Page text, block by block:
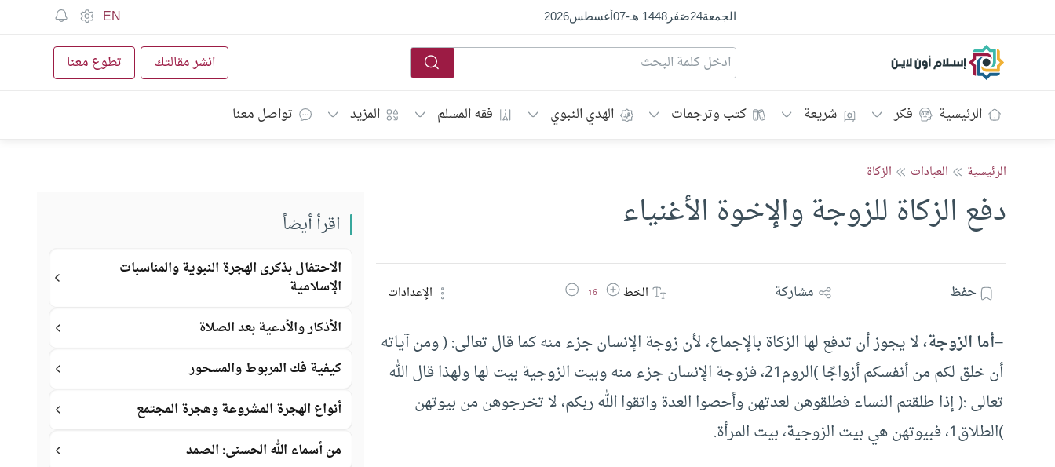
الجمعة24صَفَر1448 هـ -
07أغسطس2026
EN
إسلام أون لاين انشر مقالتك تطوع معنا
الرئيسية فكر شريعة كتب وترجمات الهدي النبوي فقه المسلم المزيد تواصل معنا
الرئيسية العبادات الزكاة
دفع الزكاة للزوجة والإخوة الأغنياء
حفظ مشاركة الخطزيادة حجم الخط
16 تقليل حجم الخط الإعدادات
–أما الزوجة،لا يجوز أن تدفع لها الزكاة بالإجماع، لأن زوجة الإنسان جزء منه كما قال تعالى: ( ومن آياته
أن خلق لكم من أنفسكم أزواجًا )الروم21، فزوجة الإنسان جزء منه وبيت الزوجية بيت لها ولهذا قال الله
تعالى :( إذا طلقتم النساء فطلقوهن لعدتهن وأحصوا العدة واتقوا الله ربكم، لا تخرجوهن من بيوتهن
)الطلاق1، فبيوتهن هي بيت الزوجية، بيت المرأة.
اقرأ أيضاً
الاحتفال بذكرى الهجرة النبوية والمناسبات
الإسلامية
الأذكار والأدعية بعد الصلاة
كيفية فك المربوط والمسحور
أنواع الهجرة المشروعة وهجرة المجتمع
من أسماء الله الحسنى: الصمد